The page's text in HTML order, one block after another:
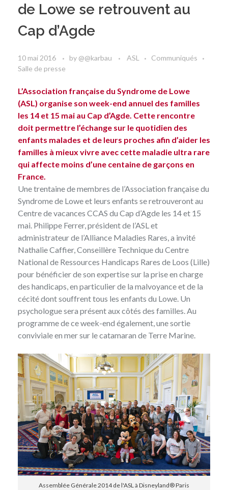
de Lowe se retrouvent au
Cap d’Agde
10 mai 2016 by @@karbau ASL
Communiqués
Salle de presse
L’Association française du Syndrome de Lowe
(ASL) organise son week-end annuel des familles
les 14 et 15 mai au Cap d’Agde. Cette rencontre
doit permettre l’échange sur le quotidien des
enfants malades et de leurs proches afin d’aider les
familles à mieux vivre avec cette maladie ultra rare
qui affecte moins d’une centaine de garçons en
France.
Une trentaine de membres de l’Association française du
Syndrome de Loweet leurs enfants se retrouveront au
Centre de vacances CCAS du Cap d’Agde les 14 et 15
mai. Philippe Ferrer, président de l’ASL et
administrateur de l’Alliance Maladies Rares , a invité
Nathalie Caffier, Conseillère Technique du Centre
National de Ressources Handicaps Rares de Loos (Lille)
pour bénéficier de son expertise sur la prise en charge
des handicaps, en particulier de la malvoyance et de la
cécité dont souffrent tous les enfants du Lowe. Un
psychologue sera présent aux côtés des familles. Au
programme de ce week-end également, une sortie
conviviale en mer sur le catamaran de Terre Marine.
Assemblée Générale 2014 de l'ASL à Disneyland® Paris